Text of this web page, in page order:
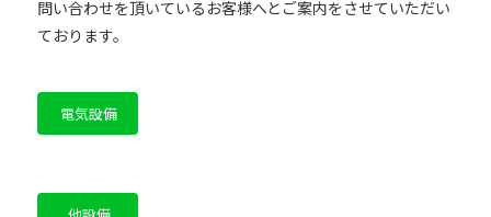
問い合わせを頂いているお客様へとご案内をさせていただい
ております。
電気設備